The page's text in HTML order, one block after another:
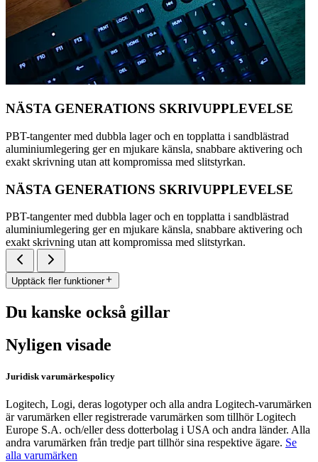
NÄSTA GENERATIONS SKRIVUPPLEVELSE
PBT-tangenter med dubbla lager och en topplatta i sandblästrad
aluminiumlegering ger en mjukare känsla, snabbare aktivering och
exakt skrivning utan att kompromissa med slitstyrkan.
NÄSTA GENERATIONS SKRIVUPPLEVELSE
PBT-tangenter med dubbla lager och en topplatta i sandblästrad
aluminiumlegering ger en mjukare känsla, snabbare aktivering och
exakt skrivning utan att kompromissa med slitstyrkan.
Upptäck fler funktioner
Du kanske också gillar
Nyligen visade
Juridisk varumärkespolicy
Logitech, Logi, deras logotyper och alla andra Logitech-varumärken
är varumärken eller registrerade varumärken som tillhör Logitech
Europe S.A. och/eller dess dotterbolag i USA och andra länder. Alla
andra varumärken från tredje part tillhör sina respektive ägare. Se
alla varumärken